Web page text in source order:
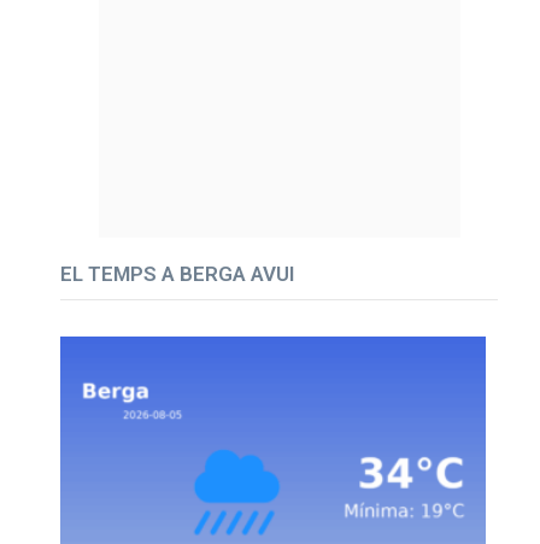
EL TEMPS A BERGA AVUI